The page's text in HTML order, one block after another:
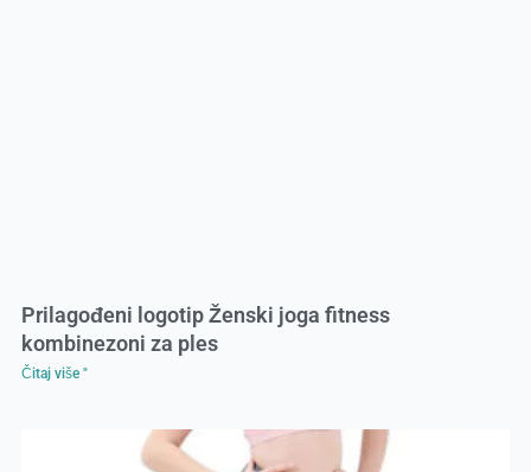
Prilagođeni logotip Ženski joga fitness
kombinezoni za ples
Čitaj više "